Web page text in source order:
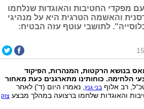
מפקדי החטיבות והאוגדות שנלחמו
והאשמה הטרגית היא על מנהיגי
לתושבי עוטף עזה הבטיח:
בנושא הרקטות, המנהרות, הפיקוד
הלחימה. כוחותינו מתארגנים כעת מאחור
רב אלוף בני גנץ, נאמרו היום (ד') לאחר
והאוגדות שלחמו ברצועה במהלך מבצע צוק